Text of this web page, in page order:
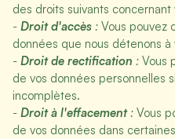
des droits suivants
- Droit d'accès : Vous pouvez
données que nous détenons à
- Droit de rectification : Vous
de vos données personnelles
incomplètes.
- Droit à l'effacement: Vous
de vos données dans